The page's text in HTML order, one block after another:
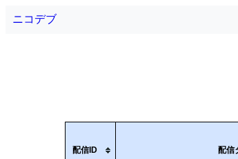
ニコデブ
配信ID 配信